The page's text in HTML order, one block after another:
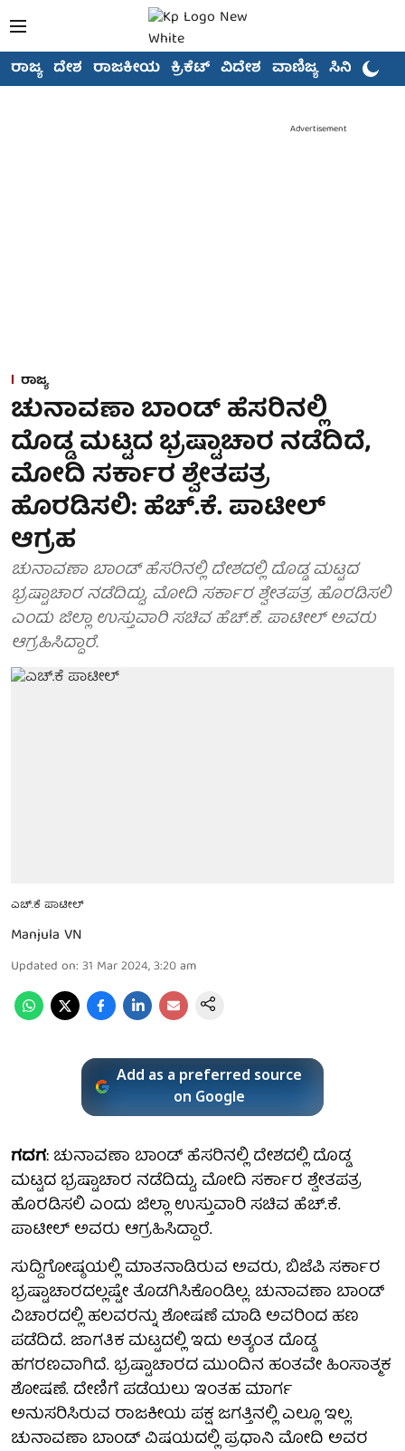
ರಾಜ್ಯ ದೇಶ ರಾಜಕೀಯ ಕ್ರಿಕೆಟ್ ವಿದೇಶ ವಾಣಿಜ್ಯ ಸಿನಿಮಾ
Advertisement
ರಾಜ್ಯ
ಚುನಾವಣಾ ಬಾಂಡ್ ಹೆಸರಿನಲ್ಲಿ
ದೊಡ್ಡ ಮಟ್ಟದ ಭ್ರಷ್ಟಾಚಾರ ನಡೆದಿದೆ,
ಮೋದಿ ಸರ್ಕಾರ ಶ್ವೇತಪತ್ರ
ಹೊರಡಿಸಲಿ: ಹೆಚ್‌.ಕೆ. ಪಾಟೀಲ್
ಆಗ್ರಹ
ಚುನಾವಣಾ ಬಾಂಡ್ ಹೆಸರಿನಲ್ಲಿ ದೇಶದಲ್ಲಿ ದೊಡ್ಡ ಮಟ್ಟದ
ಭ್ರಷ್ಟಾಚಾರ ನಡೆದಿದ್ದು, ಮೋದಿ ಸರ್ಕಾರ ಶ್ವೇತಪತ್ರ ಹೊರಡಿಸಲಿ
ಎಂದು ಜಿಲ್ಲಾ ಉಸ್ತುವಾರಿ ಸಚಿವ ಹೆಚ್‌.ಕೆ. ಪಾಟೀಲ್ ಅವರು
ಆಗ್ರಹಿಸಿದ್ದಾರೆ.
ಎಚ್.ಕೆ ಪಾಟೀಲ್
Manjula VN
Updated on: 31 Mar 2024, 3:20 am
Add as a preferred source
on Google
ಗದಗ: ಚುನಾವಣಾ ಬಾಂಡ್ ಹೆಸರಿನಲ್ಲಿ ದೇಶದಲ್ಲಿ ದೊಡ್ಡ
ಮಟ್ಟದ ಭ್ರಷ್ಟಾಚಾರ ನಡೆದಿದ್ದು, ಮೋದಿ ಸರ್ಕಾರ ಶ್ವೇತಪತ್ರ
ಹೊರಡಿಸಲಿ ಎಂದು ಜಿಲ್ಲಾ ಉಸ್ತುವಾರಿ ಸಚಿವ ಹೆಚ್‌.ಕೆ.
ಪಾಟೀಲ್ ಅವರು ಆಗ್ರಹಿಸಿದ್ದಾರೆ.
ಸುದ್ದಿಗೋಷ್ಠಯಲ್ಲಿ ಮಾತನಾಡಿರುವ ಅವರು, ಬಿಜೆಪಿ ಸರ್ಕಾರ
ಭ್ರಷ್ಟಾಚಾರದಲ್ಲಷ್ಟೇ ತೊಡಗಿಸಿಕೊಂಡಿಲ್ಲ. ಚುನಾವಣಾ ಬಾಂಡ್‌
ವಿಚಾರದಲ್ಲಿ ಹಲವರನ್ನು ಶೋಷಣೆ ಮಾಡಿ ಅವರಿಂದ ಹಣ
ಪಡೆದಿದೆ. ಜಾಗತಿಕ ಮಟ್ಟದಲ್ಲಿ ಇದು ಅತ್ಯಂತ ದೊಡ್ಡ
ಹಗರಣವಾಗಿದೆ. ಭ್ರಷ್ಟಾಚಾರದ ಮುಂದಿನ ಹಂತವೇ ಹಿಂಸಾತ್ಮಕ
ಶೋಷಣೆ. ದೇಣಿಗೆ ಪಡೆಯಲು ಇಂತಹ ಮಾರ್ಗ
ಅನುಸರಿಸಿರುವ ರಾಜಕೀಯ ಪಕ್ಷ ಜಗತ್ತಿನಲ್ಲಿ ಎಲ್ಲೂ ಇಲ್ಲ.
ಚುನಾವಣಾ ಬಾಂಡ್‌ ವಿಷಯದಲ್ಲಿ ಪ್ರಧಾನಿ ಮೋದಿ ಅವರ